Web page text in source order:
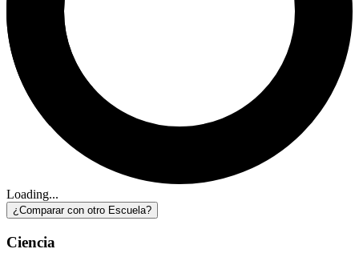
Loading...
¿Comparar con otro Escuela?
Ciencia